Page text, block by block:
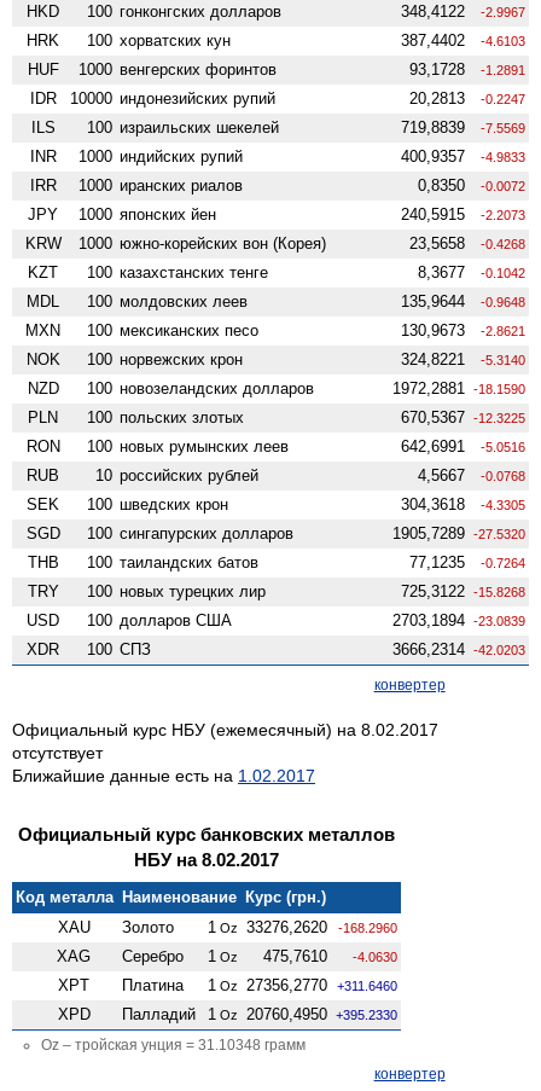
HKD 100 гонконгских долларов 348,4122 -2.9967
HRK 100 хорватских кун 387,4402 -4.6103
HUF 1000 венгерских форинтов 93,1728 -1.2891
IDR 10000 индонезийских рупий 20,2813 -0.2247
ILS 100 израильских шекелей 719,8839 -7.5569
INR 1000 индийских рупий 400,9357 -4.9833
IRR 1000 иранских риалов 0,8350 -0.0072
JPY 1000 японских йен 240,5915 -2.2073
KRW 1000 южно-корейских вон (Корея) 23,5658 -0.4268
KZT 100 казахстанских тенге 8,3677 -0.1042
MDL 100 молдовских леев 135,9644 -0.9648
MXN 100 мексиканских песо 130,9673 -2.8621
NOK 100 норвежских крон 324,8221 -5.3140
NZD 100 ново­зеландских долларов 1972,2881 -18.1590
PLN 100 польских злотых 670,5367 -12.3225
RON 100 новых румынских леев 642,6991 -5.0516
RUB 10 российских рублей 4,5667 -0.0768
SEK 100 шведских крон 304,3618 -4.3305
SGD 100 сингапурских долларов 1905,7289 -27.5320
THB 100 таиландских батов 77,1235 -0.7264
TRY 100 новых турецких лир 725,3122 -15.8268
USD 100 долларов США 2703,1894 -23.0839
XDR 100 СПЗ 3666,2314 -42.0203
конвертер
Официальный курс НБУ (ежемесячный) на 8.02.2017
отсутствует
Ближайшие данные есть на 1.02.2017
Официальный курс банковских металлов
НБУ на 8.02.2017
Код металла Наименование Курс (грн.)
XAU
Золото 1 Oz 33276,2620 -168.2960
XAG Серебро 1 Oz 475,7610 -4.0630
XPT Платина 1 Oz 27356,2770 +311.6460
XPD Палладий 1 Oz 20760,4950 +395.2330
Oz – тройская унция = 31.10348 грамм
конвертер